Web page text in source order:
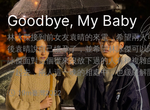
Goodbye, My Baby
林詠傑接到前女友袁晴的來電，希望兩人
後袁晴說自己懷孕了，並希望林詠傑可
詠傑面對這個從來沒放下過的人有種複
一起去，兩人這一晚的相處中，也緩緩解
19m臺灣2022